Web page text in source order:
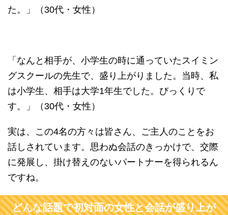
た。」（30代・女性）
「なんと相手が、小学生の時に通っていたスイミン
グスクールの先生で、盛り上がりました。当時、私
は小学生、相手は大学1年生でした。びっくりで
す。」（30代・女性）
実は、この4名の方々は皆さん、ご主人のことをお
話しされています。思わぬ会話のきっかけで、交際
に発展し、掛け替えのないパートナーを得られるん
ですね。
どんな話題で初対面の女性と会話が盛り上が